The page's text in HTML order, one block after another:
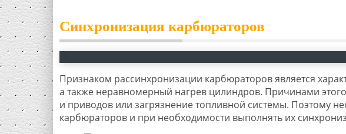
Синхронизация карбюраторов
Признаком рассинхронизации карбюраторов является
а также неравномерный нагрев цилиндров. Причинами
и приводов или загрязнение топливной системы. Поэтому
карбюраторов и при необходимости выполнять их